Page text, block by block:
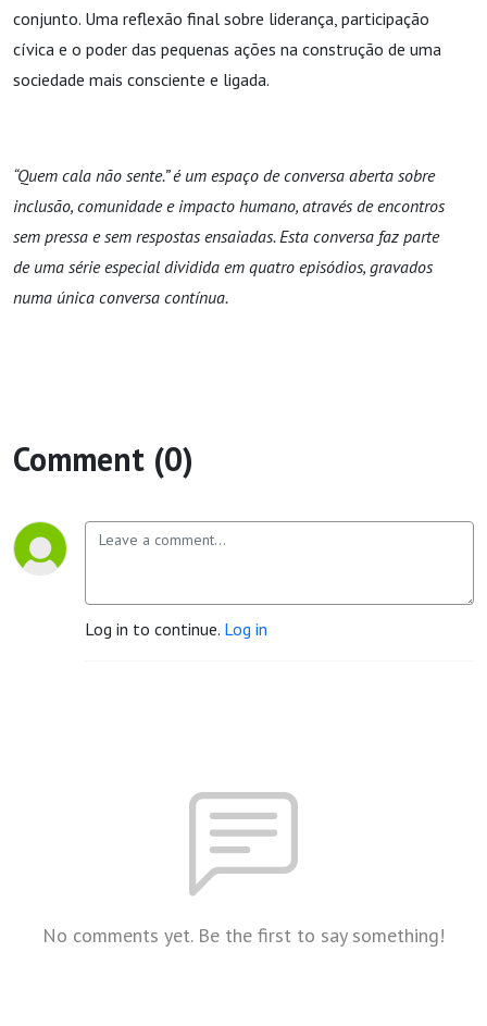
conjunto. Uma reflexão final sobre liderança, participação
cívica e o poder das pequenas ações na construção de uma
sociedade mais consciente e ligada.
“Quem cala não sente.” é um espaço de conversa aberta sobre
inclusão, comunidade e impacto humano, através de encontros
sem pressa e sem respostas ensaiadas. Esta conversa faz parte
de uma série especial dividida em quatro episódios, gravados
numa única conversa contínua.
Comment (0)
Log in to continue. Log in
No comments yet. Be the first to say something!